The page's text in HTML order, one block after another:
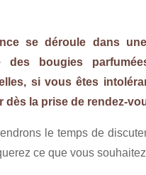
se déroule dans
des bougies
si vous êtes
dès la prise de rendez-
le temps de
ce que vous